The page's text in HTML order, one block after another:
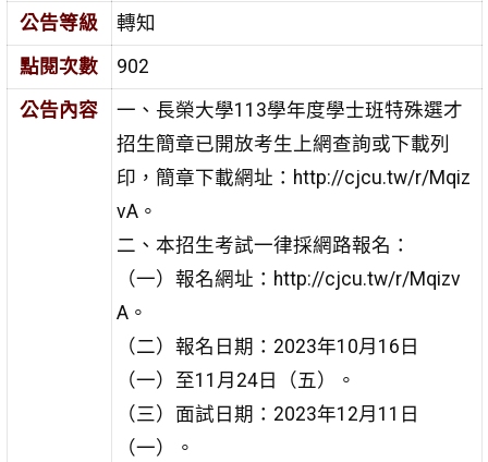
公告等級
轉知
點閱次數
902
公告內容
一、長榮大學113學年度學士班特殊選才
招生簡章已開放考生上網查詢或下載列
印，簡章下載網址：http://cjcu.tw/r/Mqiz
vA。
二、本招生考試一律採網路報名：
（一）報名網址：http://cjcu.tw/r/Mqizv
A。
（二）報名日期：2023年10月16日
（一）至11月24日（五）。
（三）面試日期：2023年12月11日
（一）。